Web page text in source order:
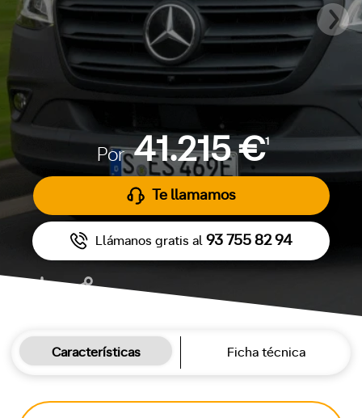
Por41.215 €1
Te llamamos
Llámanos gratis al 93 755 82 94
Características Ficha técnica